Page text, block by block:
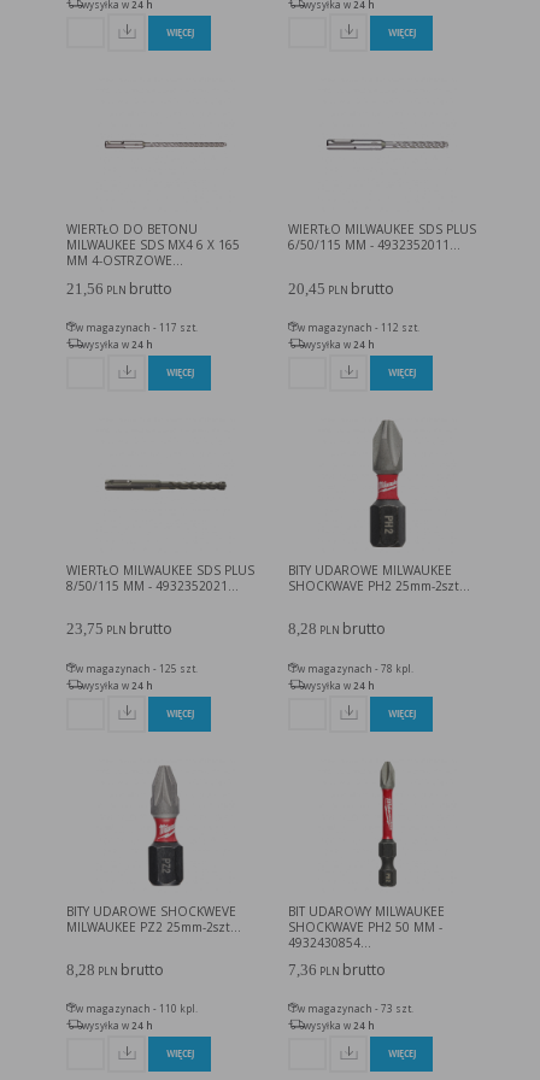
w taki sposób, aby blokować automatyczną obsługę plików „cookies” w ustawieniach przeglądarki
internetowej bądź informować o ich każdorazowym przesłaniu na urządzenie użytkownika.
Szczegółowe informacje o możliwości i sposobach obsługi plików „cookies” dostępne są w
wysyłka w 24 h
WIĘCEJ
wysyłka w 24 h
WIĘCEJ
WIERTŁO DO BETONU
MILWAUKEE SDS MX4 6 X 165
MM 4-OSTRZOWE...
21,56 PLN brutto
w magazynach - 117 szt.
wysyłka w 24 h
WIĘCEJ
WIERTŁO MILWAUKEE SDS PLUS
6/50/115 MM - 4932352011...
20,45 PLN brutto
w magazynach - 112 szt.
wysyłka w 24 h
WIĘCEJ
WIERTŁO MILWAUKEE SDS PLUS
8/50/115 MM - 4932352021...
23,75 PLN brutto
w magazynach - 125 szt.
wysyłka w 24 h
WIĘCEJ
BITY UDAROWE MILWAUKEE
SHOCKWAVE PH2 25mm-2szt...
8,28 PLN brutto
w magazynach - 78 kpl.
wysyłka w 24 h
WIĘCEJ
BITY UDAROWE SHOCKWEVE
MILWAUKEE PZ2 25mm-2szt...
8,28 PLN brutto
w magazynach - 110 kpl.
wysyłka w24 h
WIĘCEJ
BIT UDAROWY MILWAUKEE
SHOCKWAVE PH2 50 MM -
4932430854...
7,36 PLN brutto
w magazynach - 73 szt.
wysyłka w24 h
WIĘCEJ